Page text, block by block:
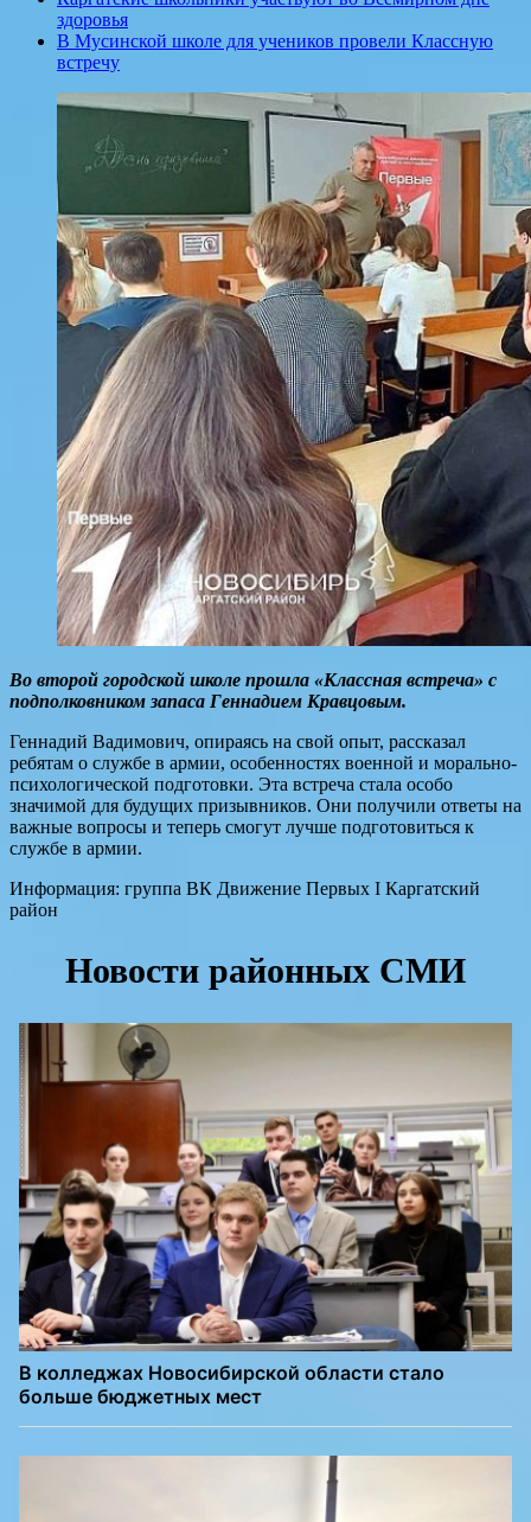
здоровья
В Мусинской школе для учеников провели Классную
встречу
Во второй городской школе прошла «Классная встреча» с
подполковником запаса Геннадием Кравцовым.
Геннадий Вадимович, опираясь на свой опыт, рассказал
ребятам о службе в армии, особенностях военной и морально-
психологической подготовки. Эта встреча стала особо
значимой для будущих призывников. Они получили ответы на
важные вопросы и теперь смогут лучше подготовиться к
службе в армии.
Информация: группа ВК Движение Первых I Каргатский
район